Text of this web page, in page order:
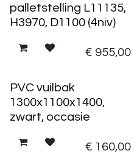
palletstelling L11135,
H3970, D1100 (4niv)
€ 955,00
PVC vuilbak
1300x1100x1400,
zwart, occasie
€ 160,00